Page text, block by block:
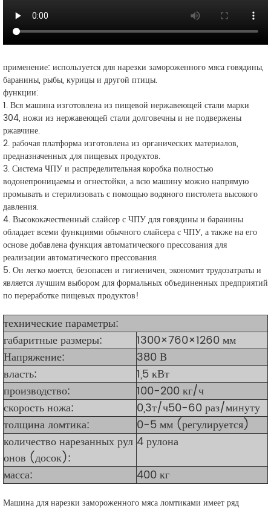
применение: используется для нарезки замороженного мяса говядины,
баранины, рыбы, курицы и другой птицы.
функции:
1. Вся машина изготовлена из пищевой нержавеющей стали марки
304, ножи из нержавеющей стали долговечны и не подвержены
ржавчине.
2. рабочая платформа изготовлена из органических материалов,
предназначенных для пищевых продуктов.
3. Система ЧПУ и распределительная коробка полностью
водонепроницаемы и огнестойки, а всю машину можно напрямую
промывать и стерилизовать с помощью водяного пистолета высокого
давления.
4. Высококачественный слайсер с ЧПУ для говядины и баранины
обладает всеми функциями обычного слайсера с ЧПУ, а также на его
основе добавлена функция автоматического прессования для
реализации автоматического прессования.
5. Он легко моется, безопасен и гигиеничен, экономит трудозатраты и
является лучшим выбором для формальных объединенных предприятий
по переработке пищевых продуктов!
технические параметры:
габаритные размеры:
1300×760×1260 мм
Напряжение:
380 В
власть:
1,5 кВт
производство:
100-200 кг/ч
скорость ножа:
0,3т/ч50-60 раз/минуту
толщина ломтика:
0-5 мм (регулируется)
количество нарезанных рул
онов (досок):
4 рулона
масса:
400 кг
Машина для нарезки замороженного мяса ломтиками имеет ряд